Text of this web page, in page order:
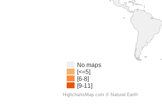
No maps
[<=5]
[6-8]
[9-11]
HighchartsMap.com © Natural Earth